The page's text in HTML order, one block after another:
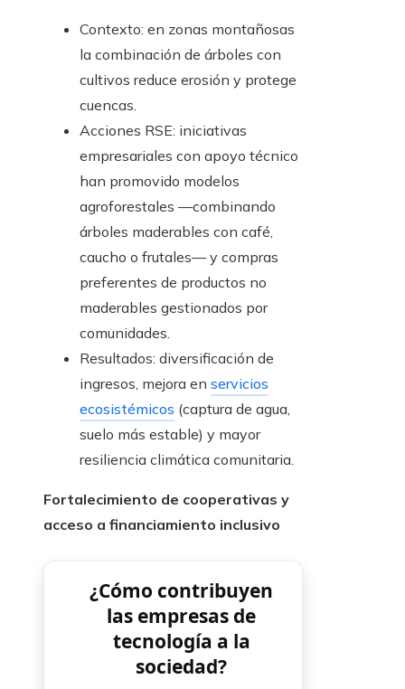
Contexto: en zonas montañosas
la combinación de árboles con
cultivos reduce erosión y protege
cuencas.
Acciones RSE: iniciativas
empresariales con apoyo técnico
han promovido modelos
agroforestales —combinando
árboles maderables con café,
caucho o frutales— y compras
preferentes de productos no
maderables gestionados por
comunidades.
Resultados: diversificación de
ingresos, mejora en servicios
ecosistémicos (captura de agua,
suelo más estable) y mayor
resiliencia climática comunitaria.
Fortalecimiento de cooperativas y
acceso a financiamiento inclusivo
¿Cómo contribuyen
las empresas de
tecnología a la
sociedad?